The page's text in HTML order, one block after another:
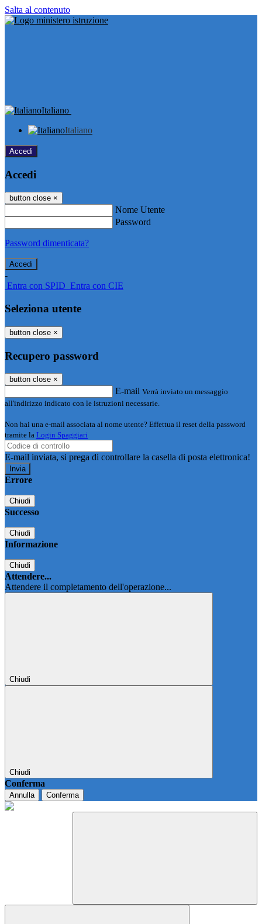
Salta al contenuto
Italiano
Italiano
Accedi
Accedi
button close ×
Nome Utente
Password
Password dimenticata?
-
Entra con SPID Entra con CIE
Seleziona utente
button close ×
Recupero password
button close ×
E-mail Verrà inviato un messaggio
all'indirizzo indicato con le istruzioni necessarie.
Non hai una e-mail associata al nome utente? Effettua il reset della password
tramite la Login Spaggiari
E-mail inviata, si prega di controllare la casella di posta elettronica!
Errore
Chiudi
Successo
Chiudi
Informazione
Chiudi
Attendere...
Attendere il completamento dell'operazione...
Chiudi
Chiudi
Conferma
Annulla Conferma